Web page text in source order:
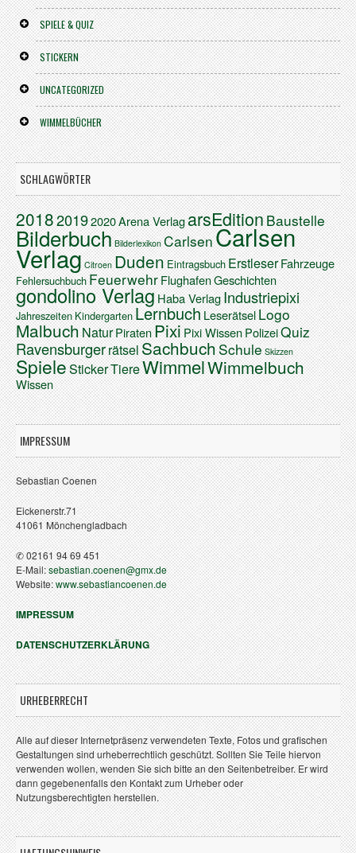
SPIELE & QUIZ
STICKERN
UNCATEGORIZED
WIMMELBÜCHER
SCHLAGWÖRTER
201820192020Arena VerlagarsEditionBaustelle
Bilderbuch Bilderlexikon CarlsenCarlsen
Verlag Citroen DudenEintragsbuchErstleserFahrzeuge
FehlersuchbuchFeuerwehrFlughafenGeschichten
gondolino VerlagHaba VerlagIndustriepixi
JahreszeitenKindergartenLernbuchLeserätselLogo
MalbuchNaturPiratenPixiPixi WissenPolizeiQuiz
RavensburgerrätselSachbuchSchule Skizzen
SpieleStickerTiereWimmelWimmelbuch
Wissen
IMPRESSUM
Sebastian Coenen
Eickenerstr.71
41061 Mönchengladbach
✆ 02161 94 69 451
E-Mail:sebastian.coenen@gmx.de
Website:www.sebastiancoenen.de
IMPRESSUM
DATENSCHUTZERKLÄRUNG
URHEBERRECHT
Alle auf dieser Internetpräsenz verwendeten Texte, Fotos und grafischen
Gestaltungen sind urheberrechtlich geschützt. Sollten Sie Teile hiervon
verwenden wollen, wenden Sie sich bitte an den Seitenbetreiber. Er wird
dann gegebenenfalls den Kontakt zum Urheber oder
Nutzungsberechtigten herstellen.